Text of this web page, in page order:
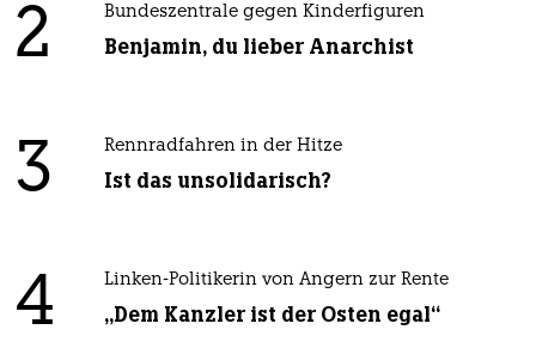
2 Bundeszentrale gegen Kinderfiguren
Benjamin, du lieber Anarchist
3 Rennradfahren in der Hitze
Ist das unsolidarisch?
4 Linken-Politikerin von Angern zur Rente
„Dem Kanzler ist der Osten egal“